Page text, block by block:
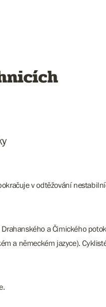
v odtěžování
a Čimického
a německém jazyce).